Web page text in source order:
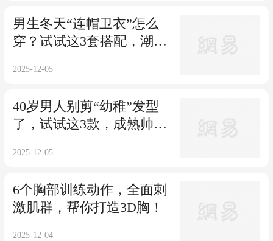
男生冬天“连帽卫衣”怎么
穿？试试这3套搭配，潮流
2025-12-05
40岁男人别剪“幼稚”发型
了，试试这3款，成熟帅气
2025-12-05
6个胸部训练动作，全面刺
激肌群，帮你打造3D胸！
2025-12-04